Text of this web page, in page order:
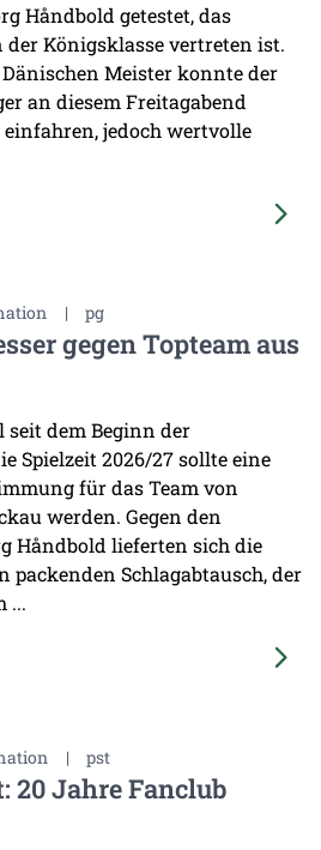
Håndbold getestet, das
Königsklasse vertreten ist.
Meister konnte der
an diesem Freitagabend
jedoch wertvolle
| pg
gegen Topteam aus
seit dem Beginn der
Spielzeit 2026/27 sollte eine
für das Team von
werden. Gegen den
Håndbold lieferten sich die
packenden Schlagabtausch, der
...
| pst
20 Jahre Fanclub